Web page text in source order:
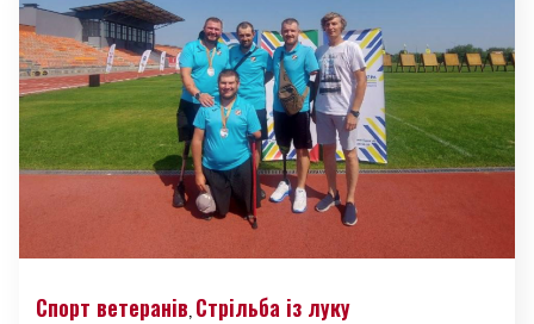
Спорт ветеранів Стрільба із луку